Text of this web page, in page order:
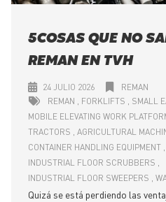
5 COSAS QUE NO
REMAN EN TVH
24 JULIO 2026
REMAN
REMAN
FORKLIFTS
SMALL
MOBILE ELEVATING WORK
TRACTORS
AGRICULTURAL
CONTAINER HANDLING EQUIPMENT
INDUSTRIAL FLOOR SCRUBBERS
INDUSTRIAL FLOOR SWEEPERS
Quizá se está perdiendo las